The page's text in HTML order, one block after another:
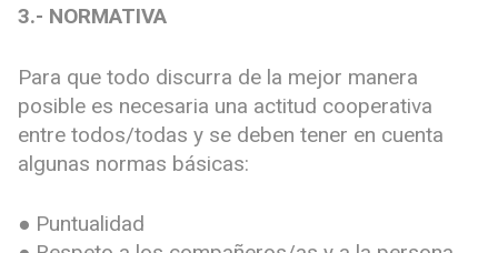
3.- NORMATIVA
Para que todo discurra de la mejor manera
posible es necesaria una actitud cooperativa
entre todos/todas y se deben tener en cuenta
algunas normas básicas:
● Puntualidad